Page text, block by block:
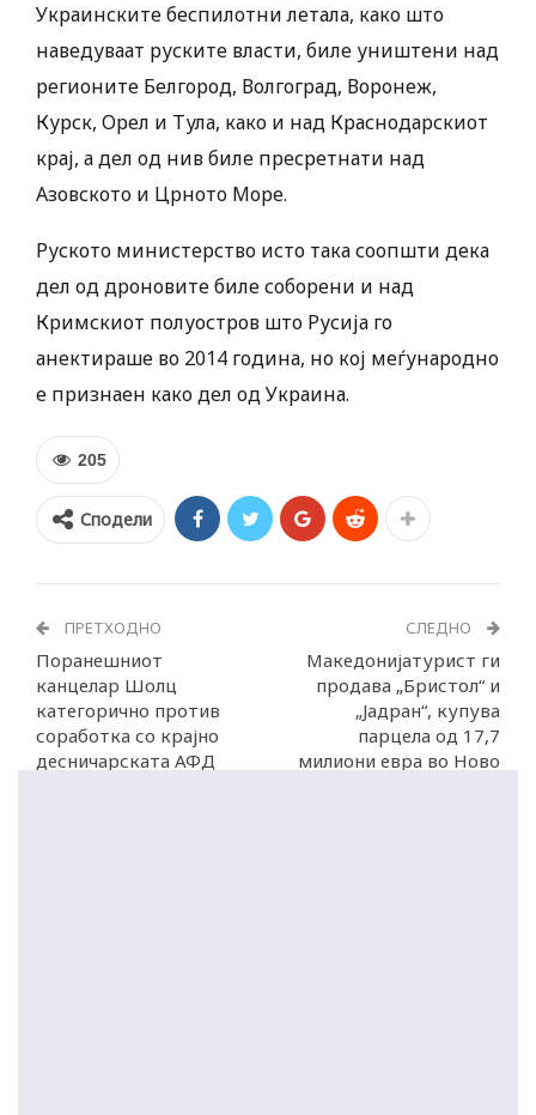
Украинските беспилотни летала, како што
наведуваат руските власти, биле уништени над
регионите Белгород, Волгоград, Воронеж,
Курск, Орел и Тула, како и над Краснодарскиот
крај, а дел од нив биле пресретнати над
Азовското и Црното Море.
Руското министерство исто така соопшти дека
дел од дроновите биле соборени и над
Кримскиот полуостров што Русија го
анектираше во 2014 година, но кој меѓународно
е признаен како дел од Украина.
205
Сподели
ПРЕТХОДНО
Поранешниот
канцелар Шолц
категорично против
соработка со крајно
десничарската АФД
СЛЕДНО
Македонијатурист ги
продава „Бристол“ и
„Јадран“, купува
парцела од 17,7
милиони евра во Ново